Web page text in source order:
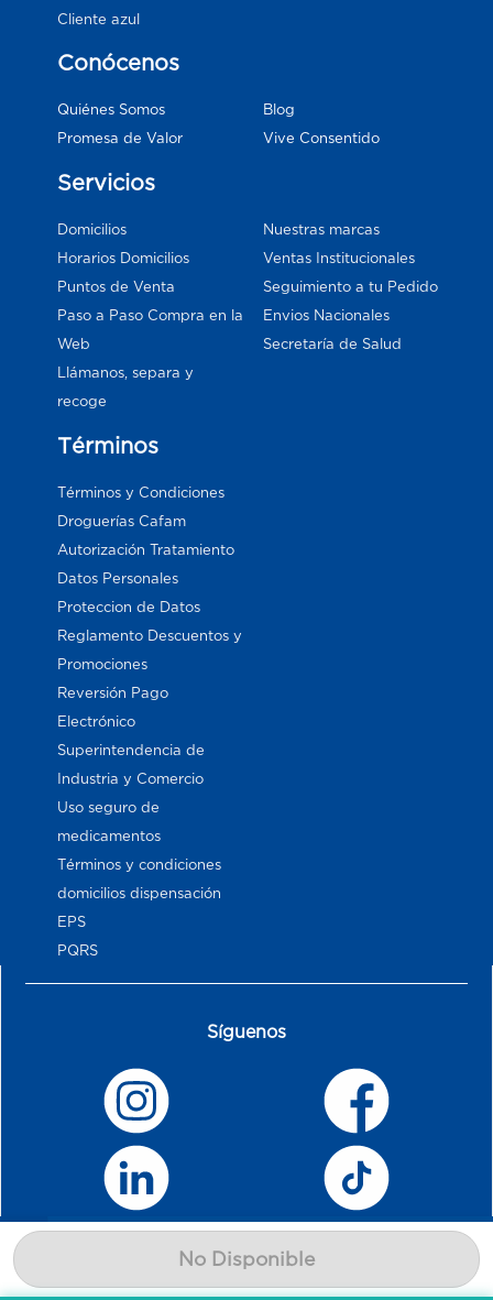
No Disponible
Cliente azul
Conócenos
Quiénes Somos
Promesa de Valor
Blog
Vive Consentido
Servicios
Domicilios
Horarios Domicilios
Puntos de Venta
Paso a Paso Compra en la
Web
Llámanos, separa y
recoge
Nuestras marcas
Ventas Institucionales
Seguimiento a tu Pedido
Envios Nacionales
Secretaría de Salud
Términos
Términos y Condiciones
Droguerías Cafam
Autorización Tratamiento
Datos Personales
Proteccion de Datos
Reglamento Descuentos y
Promociones
Reversión Pago
Electrónico
Superintendencia de
Industria y Comercio
Uso seguro de
medicamentos
Términos y condiciones
domicilios dispensación
EPS
PQRS
Síguenos